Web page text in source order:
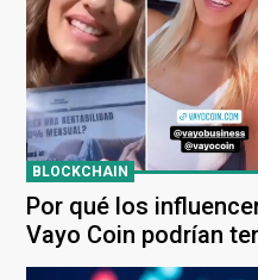
BLOCKCHAIN
Por qué los
Vayo Coin podrían
legales